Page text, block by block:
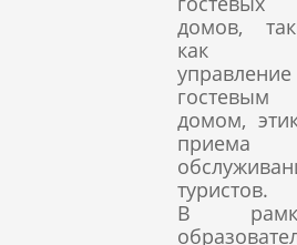
домов,
как
управление
гостевым
домом,
приема
туристов.
В